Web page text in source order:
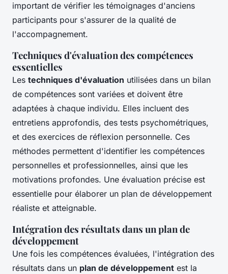
important de vérifier les témoignages d'anciens
participants pour s'assurer de la qualité de
l'accompagnement.
Techniques d'évaluation des compétences
essentielles
Les techniques d'évaluation utilisées dans un bilan
de compétences sont variées et doivent être
adaptées à chaque individu. Elles incluent des
entretiens approfondis, des tests psychométriques,
et des exercices de réflexion personnelle. Ces
méthodes permettent d'identifier les compétences
personnelles et professionnelles, ainsi que les
motivations profondes. Une évaluation précise est
essentielle pour élaborer un plan de développement
réaliste et atteignable.
Intégration des résultats dans un plan de
développement
Une fois les compétences évaluées, l'intégration des
résultats dans un plan de développement est la